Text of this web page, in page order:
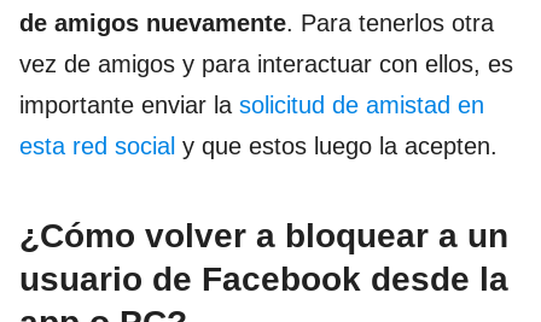
de amigos nuevamente. Para tenerlos otra
vez de amigos y para interactuar con ellos, es
importante enviar la solicitud de amistad en
esta red social y que estos luego la acepten.
¿Cómo volver a bloquear a un
usuario de Facebook desde la